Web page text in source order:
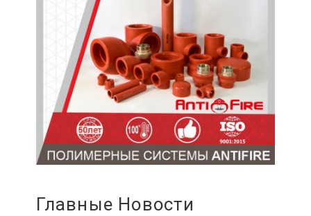
Главные Новости